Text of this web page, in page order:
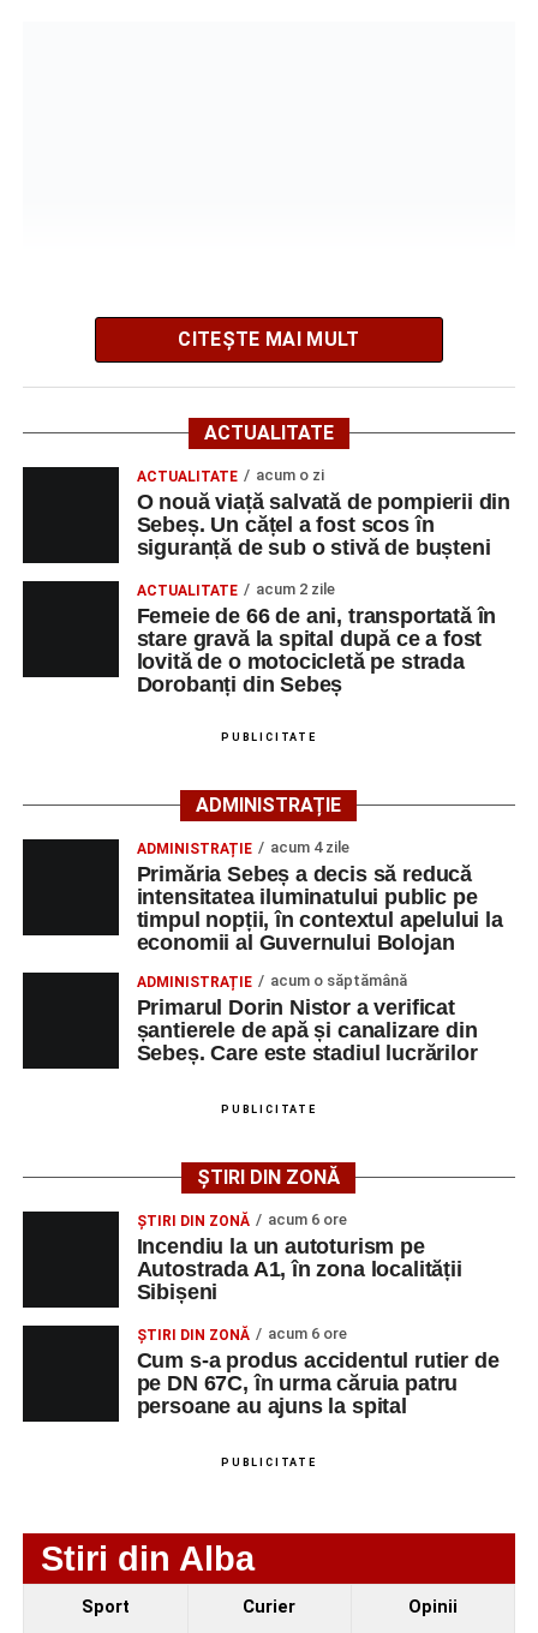
Potrivit informațiilor transmise de polițiști, în jurul orei
09:39, Poliția Municipiului Sebeș a fost sesizată, prin
SNUAU 112, cu privire la producerea unui eveniment
rutier soldat cu victime.
La fața locului s-au deplasat polițiștii rutieri, care au
stabilit că un bărbat de 53 de ani, din Sebeș, conducea o
motocicletă pe direcția Daia Română – Sebeș. Acesta ar
fi surprins și accidentat o femeie de 66 de ani, din Sebeș,
care traversa strada printr-un loc nepermis.
În urma impactului, femeia a suferit leziuni corporale
Motociclistul a fost testat cu aparatul etilotest, rezultatul
fiind negativ.
Polițiștii continuă cercetările pentru stabilirea tuturor
împrejurărilor în care s-a produs accidentul, în cadrul unui
dosar penal întocmit pentru săvârșirea infracțiunii de
vătămare corporală din culpă.
Ultimele știri din Sebeș
Incendiu la un autoturism pe Autostrada A1, în zona
localității Sibișeni
Școala de Fotbal Valea Frumoasei își întărește
lotul pentru noul sezon. Trei achiziții și performanțe
importante la nivel juvenil
urma căruia patru persoane au ajuns la spital
CITEȘTE MAI MULT
ACTUALITATE
ACTUALITATE acum o zi
O nouă viață salvată de pompierii din
Sebeș. Un cățel a fost scos în
siguranță de sub o stivă de bușteni
ACTUALITATE acum 2 zile
Femeie de 66 de ani, transportată în
stare gravă la spital după ce a fost
lovită de o motocicletă pe strada
Dorobanți din Sebeș
PUBLICITATE
ADMINISTRAȚIE
ADMINISTRAȚIE acum 4 zile
Primăria Sebeș a decis să reducă
intensitatea iluminatului public pe
timpul nopții, în contextul apelului la
economii al Guvernului Bolojan
ADMINISTRAȚIE acum o săptămână
Primarul Dorin Nistor a verificat
șantierele de apă și canalizare din
Sebeș. Care este stadiul lucrărilor
PUBLICITATE
ȘTIRI DIN ZONĂ
ȘTIRI DIN ZONĂ acum 6 ore
Incendiu la un autoturism pe
Autostrada A1, în zona localității
Sibișeni
ȘTIRI DIN ZONĂ acum 6 ore
Cum s-a produs accidentul rutier de
pe DN 67C, în urma căruia patru
persoane au ajuns la spital
PUBLICITATE
Stiri din Alba
Sport Curier Opinii